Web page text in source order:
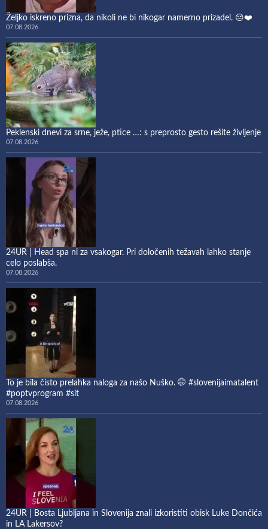
Željko iskreno prizna, da nikoli ne bi nikogar namerno prizadel. 😔❤️
07.08.2026
Peklenski dnevi za srne, ježe, ptice …: s preprosto gesto rešite življenje
07.08.2026
24UR | Head spa ni za vsakogar. Pri določenih težavah lahko stanje
celo poslabša.
07.08.2026
To je bila čisto prelahka naloga za našo Nuško. 🤭 #slovenijaimatalent
#poptvprogram #sit
07.08.2026
24UR | Bosta Ljubljana in Slovenija znali izkoristiti obisk Luke Dončića
in LA Lakersov?